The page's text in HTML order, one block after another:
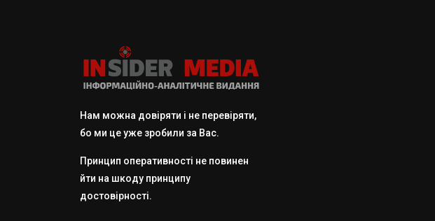
Нам можна довіряти і не перевіряти,
бо ми це уже зробили за Вас.
Принцип оперативності не повинен
йти на шкоду принципу
достовірності.